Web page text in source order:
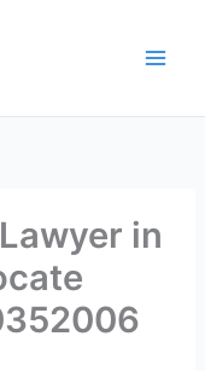
in